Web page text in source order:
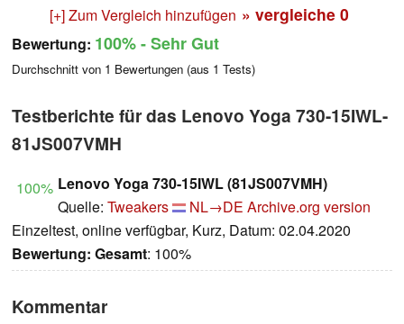
[+] Zum Vergleich hinzufügen » vergleiche 0
Bewertung: 100%- Sehr Gut
Durchschnitt von 1 Bewertungen (aus 1 Tests)
Testberichte für das Lenovo Yoga 730-15IWL-
81JS007VMH
100% Lenovo Yoga 730-15IWL (81JS007VMH)
Quelle: Tweakers NL→DE Archive.org version
Einzeltest, online verfügbar, Kurz, Datum: 02.04.2020
Bewertung: Gesamt: 100%
Kommentar